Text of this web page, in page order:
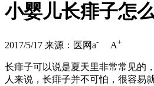
小婴儿长痱子怎
2017/5/17 来源：医网a- A+
长痱子可以说是夏天里非常常见的
人来说，长痱子并不可怕，很容易